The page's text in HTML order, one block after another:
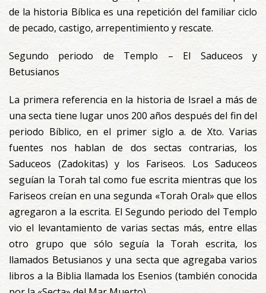
de la historia Bíblica es una repetición del familiar ciclo
de pecado, castigo, arrepentimiento y rescate.
Segundo periodo de Templo – El Saduceos y
Betusianos
La primera referencia en la historia de Israel a más de
una secta tiene lugar unos 200 años después del fin del
periodo Bíblico, en el primer siglo a. de Xto. Varias
fuentes nos hablan de dos sectas contrarias, los
Saduceos (Zadokitas) y los Fariseos. Los Saduceos
seguían la Torah tal como fue escrita mientras que los
Fariseos creían en una segunda «Torah Oral» que ellos
agregaron a la escrita. El Segundo periodo del Templo
vio el levantamiento de varias sectas más, entre ellas
otro grupo que sólo seguía la Torah escrita, los
llamados Betusianos y una secta que agregaba varios
libros a la Biblia llamada los Esenios (también conocida